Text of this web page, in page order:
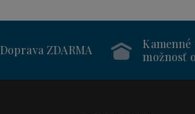
Doprava ZDARMA
možnosť